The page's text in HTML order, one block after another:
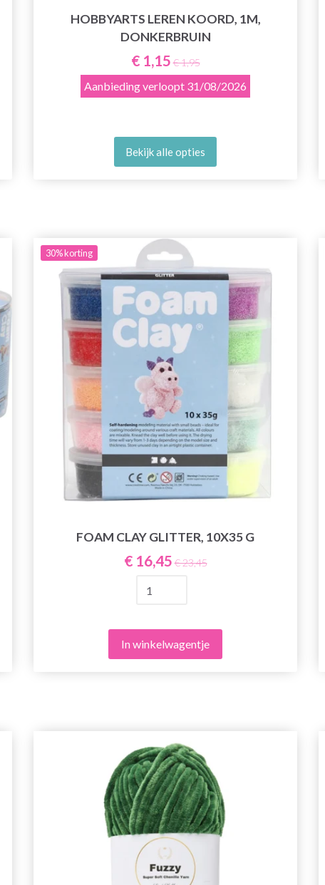
HOBBYARTS LEREN KOORD, 1M,
DONKERBRUIN
€ 1,15 € 1,95
Aanbieding verloopt 31/08/2026
Bekijk alle opties
30%korting
FOAM CLAY GLITTER, 10X35 G
€ 16,45 € 23,45
In winkelwagentje